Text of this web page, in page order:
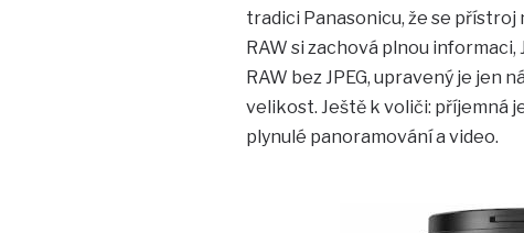
tradici Panasonicu, že se přístroj
RAW si zachová plnou informaci,
RAW bez JPEG, upravený je jen
velikost. Ještě k voliči: příjemná
plynulé panoramování a video.